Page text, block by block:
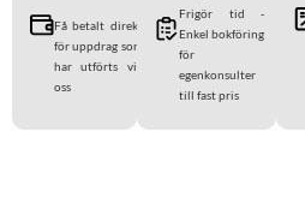
Få betalt direkt
för uppdrag som
har utförts via
oss
Frigör tid -
Enkel bokföring
för
egenkonsulter
till fast pris